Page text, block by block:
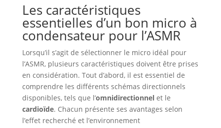
Les caractéristiques
essentielles d’un bon micro à
condensateur pour l’ASMR
Lorsqu’il s’agit de sélectionner le micro idéal pour
l’ASMR, plusieurs caractéristiques doivent être prises
en considération. Tout d’abord, il est essentiel de
comprendre les différents schémas directionnels
disponibles, tels que l’omnidirectionnelet le
cardioïde. Chacun présente ses avantages selon
l’effet recherché et l’environnement